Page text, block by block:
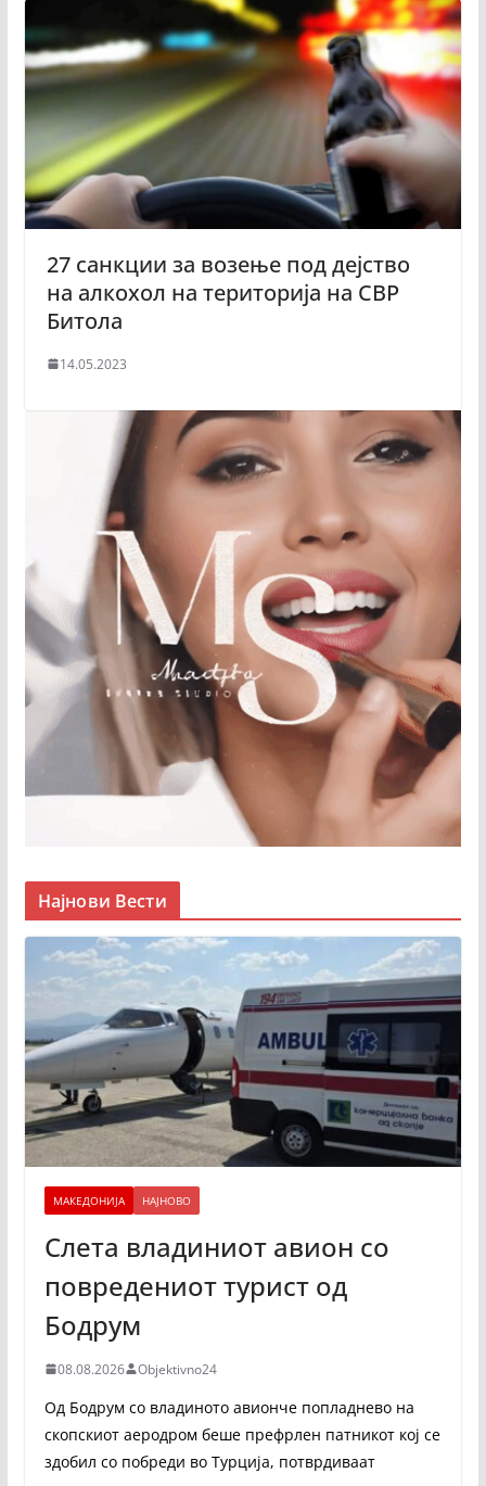
27 санкции за возење под дејство
на алкохол на територија на СВР
Битола
14.05.2023
Најнови Вести
МАКЕДОНИЈА НАЈНОВО
Слета владиниот авион со
повредениот турист од
Бодрум
08.08.2026 Objektivno24
Од Бодрум со владиното авионче попладнево на
скопскиот аеродром беше префрлен патникот кој се
здобил со побреди во Турција, потврдиваат